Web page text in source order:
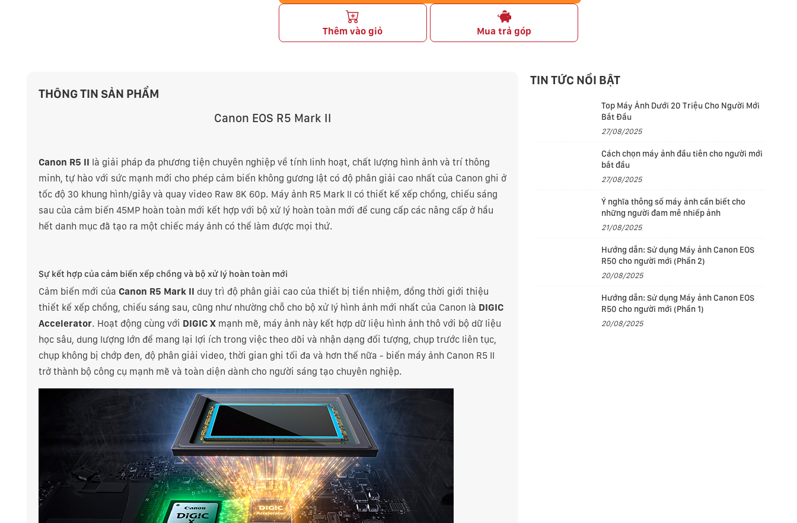
Thêm vào giỏ Mua trả góp
THÔNG TIN SẢN PHẨM
Canon EOS R5 Mark II
Canon R5 II là giải pháp đa phương tiện chuyên nghiệp về tính linh hoạt, chất lượng hình ảnh và trí thông
minh, tự hào với sức mạnh mới cho phép cảm biến không gương lật có độ phân giải cao nhất của Canon ghi ở
tốc độ 30 khung hình/giây và quay video Raw 8K 60p. Máy ảnh R5 Mark II có thiết kế xếp chồng, chiếu sáng
sau của cảm biến 45MP hoàn toàn mới kết hợp với bộ xử lý hoàn toàn mới để cung cấp các nâng cấp ở hầu
hết danh mục đã tạo ra một chiếc máy ảnh có thể làm được mọi thứ.
Sự kết hợp của cảm biến xếp chồng và bộ xử lý hoàn toàn mới
Cảm biến mới của Canon R5 Mark II duy trì độ phân giải cao của thiết bị tiền nhiệm, đồng thời giới thiệu
thiết kế xếp chồng, chiếu sáng sau, cũng như nhường chỗ cho bộ xử lý hình ảnh mới nhất của Canon là DIGIC
Accelerator. Hoạt động cùng với DIGIC X mạnh mẽ, máy ảnh này kết hợp dữ liệu hình ảnh thô với bộ dữ liệu
học sâu, dung lượng lớn để mang lại lợi ích trong việc theo dõi và nhận dạng đối tượng, chụp trước liên tục,
chụp không bị chớp đen, độ phân giải video, thời gian ghi tối đa và hơn thế nữa - biến máy ảnh Canon R5 II
trở thành bộ công cụ mạnh mẽ và toàn diện dành cho người sáng tạo chuyên nghiệp.
TIN TỨC NỔI BẬT
Top Máy Ảnh Dưới 20 Triệu Cho Người Mới
Bắt Đầu
27/08/2025
Cách chọn máy ảnh đầu tiên cho người mới
bắt đầu
27/08/2025
Ý nghĩa thông số máy ảnh cần biết cho
những người đam mê nhiếp ảnh
21/08/2025
Hướng dẫn: Sử dụng Máy ảnh Canon EOS
R50 cho người mới (Phần 2)
20/08/2025
Hướng dẫn: Sử dụng Máy ảnh Canon EOS
R50 cho người mới (Phần 1)
20/08/2025